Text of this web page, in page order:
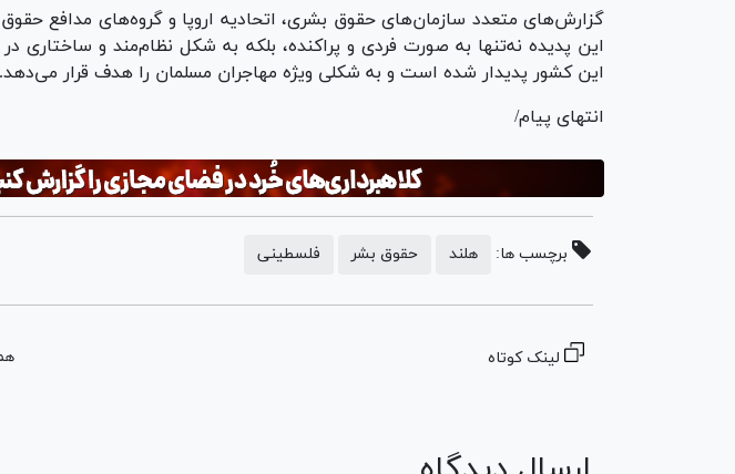
گزارش‌های متعدد سازمان‌های حقوق بشری، اتحادیه اروپا و گروه‌های مدافع
این پدیده نه‌تنها به صورت فردی و پراکنده، بلکه به شکل نظام‌مند و ساختاری
این کشور پدیدار شده است و به شکلی ویژه مهاجران مسلمان را هدف قرار می‌دهد.
انتهای پیام/
برچسب ها: هلند حقوق بشر فلسطینی
لینک کوتاه